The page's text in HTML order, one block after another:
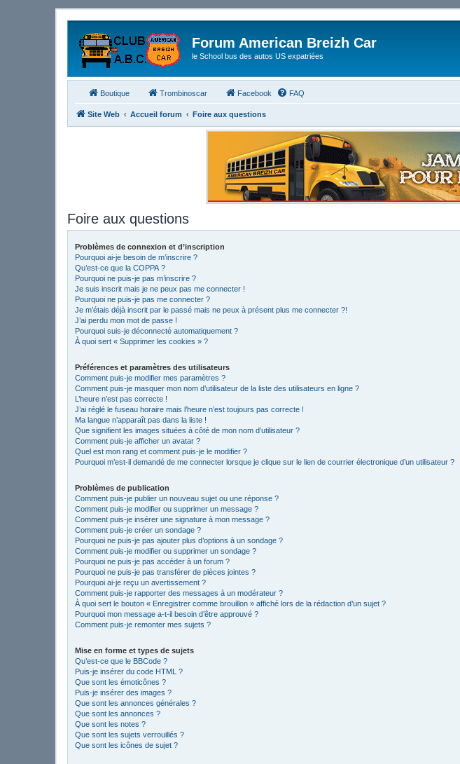
Forum American Breizh Car
le School bus des autos US expatriées
Boutique Trombinoscar Facebook FAQ
Site Web Accueil forum Foire aux questions
Foire aux questions
Problèmes de connexion et d’inscription
Pourquoi ai-je besoin de m’inscrire ?
Qu’est-ce que la COPPA ?
Pourquoi ne puis-je pas m’inscrire ?
Je suis inscrit mais je ne peux pas me connecter !
Pourquoi ne puis-je pas me connecter ?
Je m’étais déjà inscrit par le passé mais ne peux à présent plus me connecter ?!
J’ai perdu mon mot de passe !
Pourquoi suis-je déconnecté automatiquement ?
À quoi sert « Supprimer les cookies » ?
Préférences et paramètres des utilisateurs
Comment puis-je modifier mes paramètres ?
Comment puis-je masquer mon nom d’utilisateur de la liste des utilisateurs en ligne ?
L’heure n’est pas correcte !
J’ai réglé le fuseau horaire mais l’heure n’est toujours pas correcte !
Ma langue n’apparaît pas dans la liste !
Que signifient les images situées à côté de mon nom d’utilisateur ?
Comment puis-je afficher un avatar ?
Quel est mon rang et comment puis-je le modifier ?
Pourquoi m’est-il demandé de me connecter lorsque je clique sur le lien de courrier électronique d’un utilisateur ?
Problèmes de publication
Comment puis-je publier un nouveau sujet ou une réponse ?
Comment puis-je modifier ou supprimer un message ?
Comment puis-je insérer une signature à mon message ?
Comment puis-je créer un sondage ?
Pourquoi ne puis-je pas ajouter plus d’options à un sondage ?
Comment puis-je modifier ou supprimer un sondage ?
Pourquoi ne puis-je pas accéder à un forum ?
Pourquoi ne puis-je pas transférer de pièces jointes ?
Pourquoi ai-je reçu un avertissement ?
Comment puis-je rapporter des messages à un modérateur ?
À quoi sert le bouton « Enregistrer comme brouillon » affiché lors de la rédaction d’un sujet ?
Pourquoi mon message a-t-il besoin d’être approuvé ?
Comment puis-je remonter mes sujets ?
Mise en forme et types de sujets
Qu’est-ce que le BBCode ?
Puis-je insérer du code HTML ?
Que sont les émoticônes ?
Puis-je insérer des images ?
Que sont les annonces générales ?
Que sont les annonces ?
Que sont les notes ?
Que sont les sujets verrouillés ?
Que sont les icônes de sujet ?